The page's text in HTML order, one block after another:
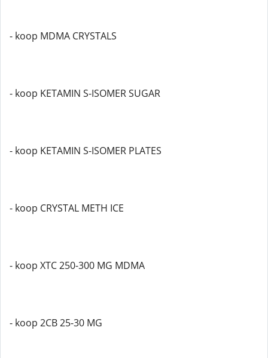
- koop MDMA CRYSTALS
- koop KETAMIN S-ISOMER SUGAR
- koop KETAMIN S-ISOMER PLATES
- koop CRYSTAL METH ICE
- koop XTC 250-300 MG MDMA
- koop 2CB 25-30 MG